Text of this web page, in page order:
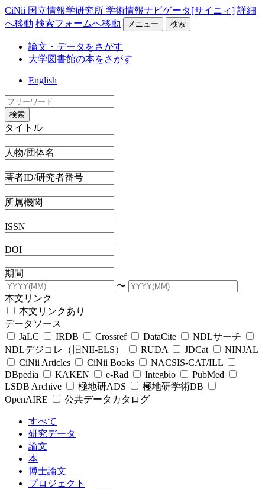
CiNii 国立情報学研究所 学術情報ナビゲータ[サイニィ] 詳細
へ移動 検索フォームへ移動 メニュー 検索
論文・データをさがす
大学図書館の本をさがす
English
検索
タイトル
人物/団体名
著者ID/研究者番号
所属機関
ISSN
DOI
期間
〜
本文リンク
本文リンクあり
データソース
JaLC
IRDB Crossref DataCite
NDLサーチ
NDLデジコレ（旧NII-ELS）
RUDA JDCat
NINJAL
CiNii Articles
CiNii Books
NACSIS-CAT/ILL
DBpedia
KAKEN e-Rad Integbio
PubMed
LSDB Archive
極地研ADS
極地研学術DB
OpenAIRE
公共データカタログ
すべて
研究データ
論文
本
博士論文
プロジェクト